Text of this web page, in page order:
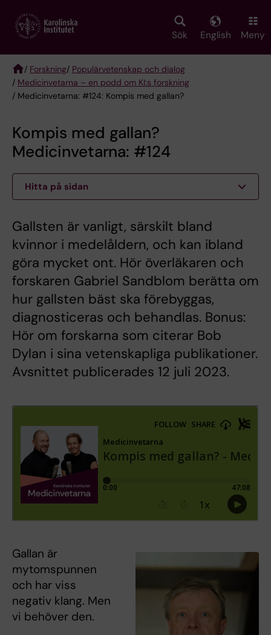
main
Sök English Meny
Breadcrumb
/ Forskning/ Populärvetenskap och dialog
/ Medicinvetarna – en podd om KI:s forskning
/ Medicinvetarna: #124: Kompis med gallan?
Kompis med gallan?
Medicinvetarna: #124
Hitta på sidan
Gallsten är vanligt, särskilt bland
kvinnor i medelåldern, och kan ibland
göra mycket ont. Hör överläkaren och
forskaren Gabriel Sandblom berätta om
hur gallsten bäst ska förebyggas,
diagnosticeras och behandlas. Bonus:
Hör om forskarna som citerar Bob
Dylan i sina vetenskapliga publikationer.
Avsnittet publicerades 12 juli 2023.
Gallan är
mytomspunnen
och har viss
negativ klang. Men
vi behöver den.